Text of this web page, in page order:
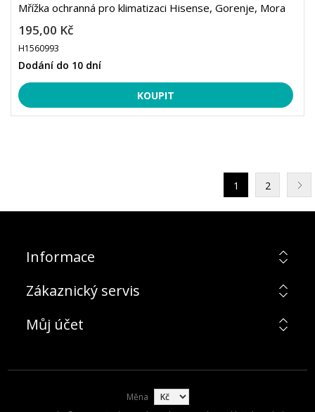
Mřížka ochranná pro klimatizaci Hisense, Gorenje, Mora
195,00 Kč
H1560993
Dodání do 10 dní
1 2
Informace
Zákaznický servis
Můj účet
Měna